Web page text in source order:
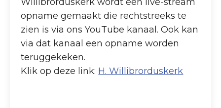
opname gemaakt die rechtstreeks te
zien is via ons YouTube kanaal. Ook kan
via dat kanaal een opname worden
teruggekeken.
Klik op deze link: H. Willibrorduskerk